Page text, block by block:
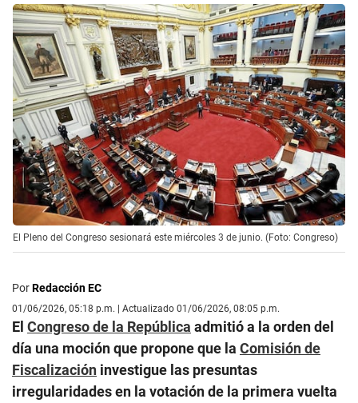
El Pleno del Congreso sesionará este miércoles 3 de junio. (Foto: Congreso)
PorRedacción EC
01/06/2026, 05:18 p.m. | Actualizado 01/06/2026, 08:05 p.m.
El Congreso de la República admitió a la orden del
día una moción que propone que la Comisión de
Fiscalización investigue las presuntas
irregularidades en la votación de la primera vuelta